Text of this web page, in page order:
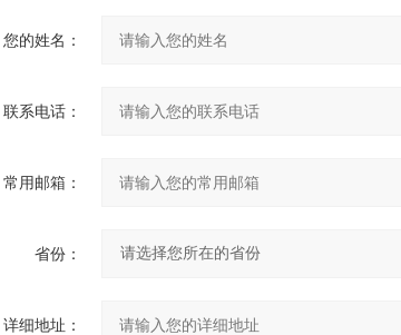
您的姓名：
联系电话：
常用邮箱：
省份：
详细地址：